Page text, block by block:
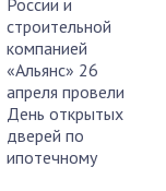
России и
строительной
компанией
«Альянс» 26
апреля провели
День открытых
дверей по
ипотечному